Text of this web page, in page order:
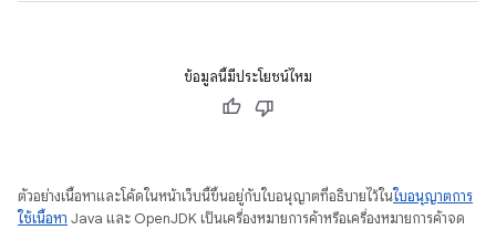
ข้อมูลนี้มีประโยชน์ไหม
ตัวอย่างเนื้อหาและโค้ดในหน้าเว็บนี้ขึ้นอยู่กับใบอนุญาตที่อธิบายไว้ในใบอนุญาตการ
ใช้เนื้อหา Java และ OpenJDK เป็นเครื่องหมายการค้าหรือเครื่องหมายการค้าจด